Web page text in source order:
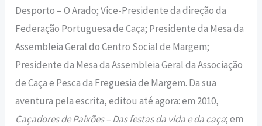
Desporto – O Arado; Vice-Presidente da direção da
Federação Portuguesa de Caça; Presidente da Mesa da
Assembleia Geral do Centro Social de Margem;
Presidente da Mesa da Assembleia Geral da Associação
de Caça e Pesca da Freguesia de Margem. Da sua
aventura pela escrita, editou até agora: em 2010,
Caçadores de Paixões – Das festas da vida e da caça; em